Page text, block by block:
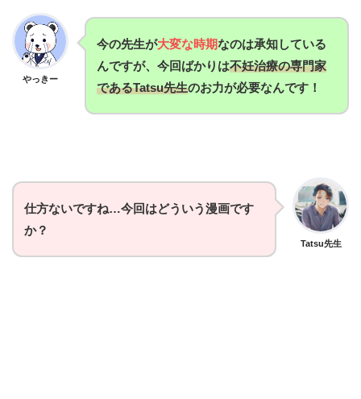
やっきー
今の先生が大変な時期なのは承知している
んですが、今回ばかりは不妊治療の専門家
であるTatsu先生のお力が必要なんです！
Tatsu先生
仕方ないですね…今回はどういう漫画です
か？